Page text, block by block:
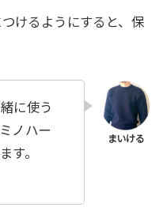
けるようにすると、保
に使う
ノハー
す。